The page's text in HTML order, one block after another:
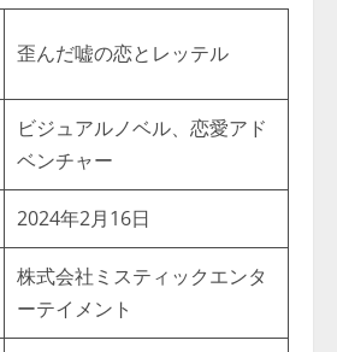
歪んだ嘘の恋とレッテル
ビジュアルノベル、恋愛アド
ベンチャー
2024年2月16日
株式会社ミスティックエンタ
ーテイメント